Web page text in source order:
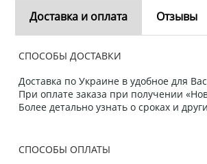
Доставка и оплата Отзывы
СПОСОБЫ ДОСТАВКИ
Доставка по Украине в удобное для
При оплате заказа при получении
Более детально узнать о сроках и
СПОСОБЫ ОПЛАТЫ